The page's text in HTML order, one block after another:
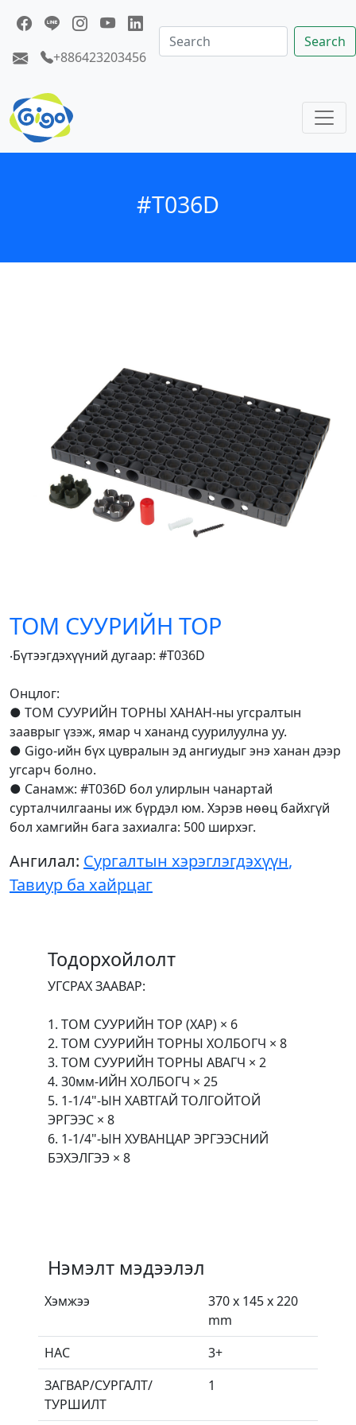
+886423203456
Search
#T036D
ТОМ СУУРИЙН ТОР
‧Бүтээгдэхүүний дугаар: #T036D
Онцлог:
● ТОМ СУУРИЙН ТОРНЫ ХАНАН-ны угсралтын
зааврыг үзэж, ямар ч хананд суурилуулна уу.
● Gigo-ийн бүх цувралын эд ангиудыг энэ ханан дээр
угсарч болно.
● Санамж: #T036D бол улирлын чанартай
сурталчилгааны иж бүрдэл юм. Хэрэв нөөц байхгүй
бол хамгийн бага захиалга: 500 ширхэг.
Ангилал: Сургалтын хэрэглэгдэхүүн,
Тавиур ба хайрцаг
Тодорхойлолт
УГСРАХ ЗААВАР:
1. ТОМ СУУРИЙН ТОР (ХАР) × 6
2. ТОМ СУУРИЙН ТОРНЫ ХОЛБОГЧ × 8
3. ТОМ СУУРИЙН ТОРНЫ АВАГЧ × 2
4. 30мм-ИЙН ХОЛБОГЧ × 25
5. 1-1/4"-ЫН ХАВТГАЙ ТОЛГОЙТОЙ
ЭРГЭЭС × 8
6. 1-1/4"-ЫН ХУВАНЦАР ЭРГЭЭСНИЙ
БЭХЭЛГЭЭ × 8
Нэмэлт мэдээлэл
Хэмжээ
370 x 145 x 220
mm
НАС
3+
ЗАГВАР/СУРГАЛТ/
ТУРШИЛТ
1